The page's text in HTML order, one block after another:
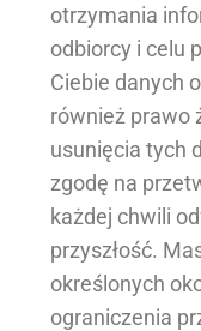
otrzymania
odbiorcy i celu
Ciebie danych
również prawo
usunięcia tych
zgodę na
każdej chwili
przyszłość.
określonych
ograniczenia